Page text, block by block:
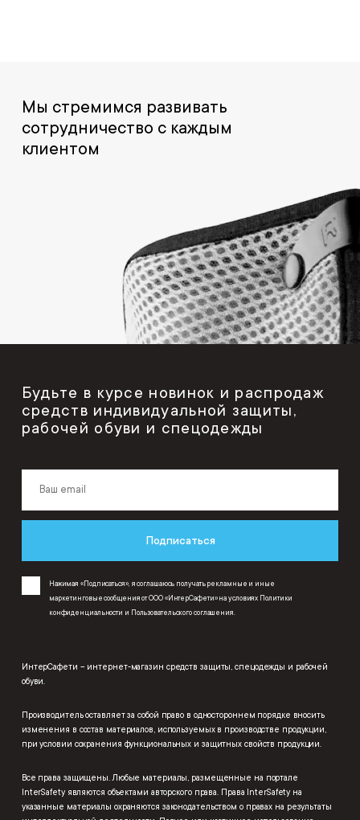
Мы стремимся развивать
сотрудничество с каждым
клиентом
Будьте в курсе новинок и распродаж
средств индивидуальной защиты,
рабочей обуви и спецодежды
Подписаться
Нажимая «Подписаться», я соглашаюсь получать рекламные и иные
маркетинговые сообщения от ООО «ИнтерСафети» на условиях Политики
конфиденциальности и Пользовательского соглашения
ИнтерСафети – интернет-магазин средств защиты, спецодежды и рабочей
обуви.
Производитель оставляет за собой право в одностороннем порядке вносить
изменения в состав материалов, используемых в производстве продукции,
при условии сохранения функциональных и защитных свойств продукции.
Все права защищены. Любые материалы, размещенные на портале
InterSafety являются объектами авторского права. Права InterSafety на
указанные материалы охраняются законодательством о правах на результаты